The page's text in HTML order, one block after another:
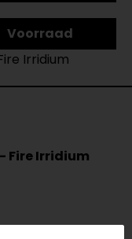
Voorraad
Irridium
- Fire Irridium